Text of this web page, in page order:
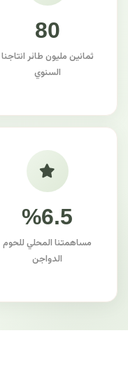
80
ثمانين مليون طائر انتاجنا
السنوي
%6.5
مساهمتنا المحلي للحوم
الدواجن